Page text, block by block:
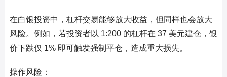
在白银投资中，杠杆交易能够放大收益，但同样也会放大
风险。例如，若投资者以 1:200 的杠杆在 37 美元建仓，银
价下跌仅 1% 即可触发强制平仓，造成重大损失。
操作风险：